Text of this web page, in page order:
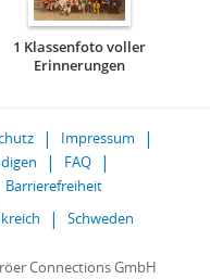
1 Klassenfoto voller
Erinnerungen
Impressum
FAQ
Barrierefreiheit
Schweden
Connections GmbH